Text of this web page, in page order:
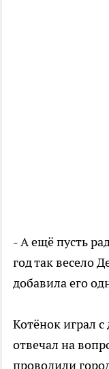
- А ещё пусть
год так весело
добавила его
Котёнок играл
отвечал на
проводили